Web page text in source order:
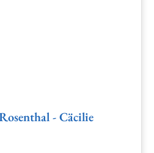
- Cäcilie